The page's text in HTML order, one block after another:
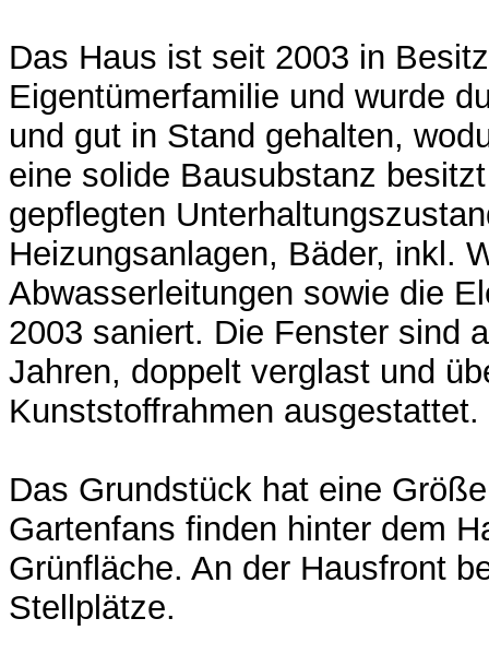
Das Haus ist seit 2003 in
Eigentümerfamilie und wurde
und gut in Stand gehalten,
eine solide Bausubstanz
gepflegten
Heizungsanlagen, Bäder, inkl.
Abwasserleitungen sowie die
2003 saniert. Die Fenster sind
Jahren, doppelt verglast und
Kunststoffrahmen ausgestattet.
Das Grundstück hat eine
Gartenfans finden hinter dem
Grünfläche. An der Hausfront
Stellplätze.